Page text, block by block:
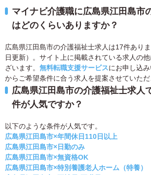
マイナビ介護職に広島県江田島市
はどのくらいありますか？
広島県江田島市の介護福祉士求人は17件あり
日更新）。サイト上に掲載されている求人の
ざいます。 無料転職支援サービスにお申し込
からご希望条件に合う求人を提案させていただ
広島県江田島市の介護福祉士求人
件が人気ですか？
以下のような条件が人気です。
広島県江田島市×年間休日110日以上
広島県江田島市×日勤のみ
広島県江田島市×無資格OK
広島県江田島市×特別養護老人ホーム（特養）